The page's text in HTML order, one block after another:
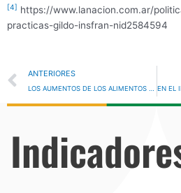
[4] https://www.lanacion.com.ar/
practicas-gildo-insfran-nid2584594
Prev
ANTERIORES